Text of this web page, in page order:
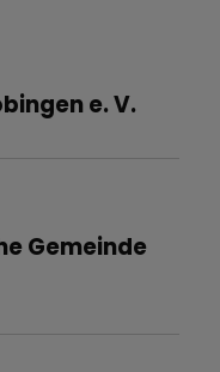
e. V.
Gemeinde